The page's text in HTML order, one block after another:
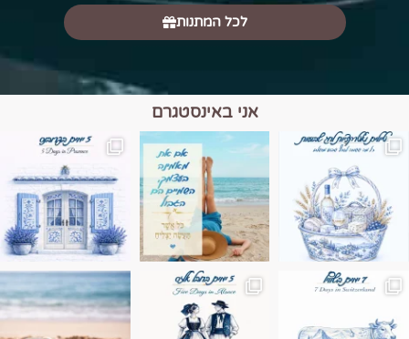
לכל המתנות
אני באינסטגרם
הם הגבול 💙🩵
בחבל אלזס צרפת
בחופשה שבו הכל נהיה פשוט יותר. החול, הי